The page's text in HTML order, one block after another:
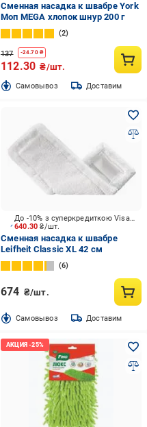
Сменная насадка к швабре York
Моп MEGA хлопок шнур 200 г
2
137 -24.70₴
112.30 ₴/шт.
Cамовывоз Доставим
640.30₴/шт.
До -10% з суперкредиткою Visa Вигода
Сменная насадка к швабре
Leifheit Classic XL 42 см
6
674 ₴/шт.
Cамовывоз Доставим